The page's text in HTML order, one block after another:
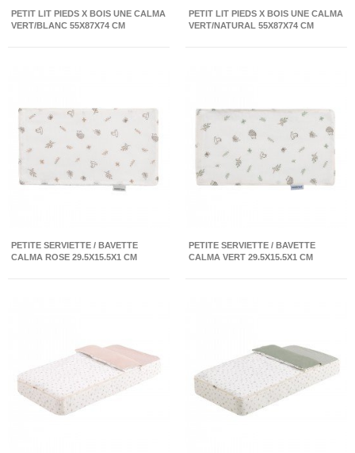
PETIT LIT PIEDS X BOIS UNE CALMA
VERT/BLANC 55X87X74 CM
PETIT LIT PIEDS X BOIS UNE CALMA
VERT/NATURAL 55X87X74 CM
PETITE SERVIETTE / BAVETTE
CALMA ROSE 29.5X15.5X1 CM
PETITE SERVIETTE / BAVETTE
CALMA VERT 29.5X15.5X1 CM